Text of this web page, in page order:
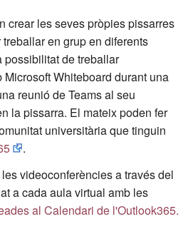
crear les seves pròpies pissarres
en grup en diferents
possibilitat de treballar
Microsoft Whiteboard durant una
reunió de Teams al seu
la pissarra. El mateix poden fer
universitària que tinguin
.
videoconferències a través del
a cada aula virtual amb les
al Calendari de l'Outlook365.